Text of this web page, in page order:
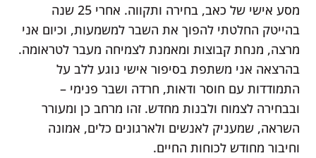
מסע אישי של כאב, בחירה ותקווה. אחרי 25 שנה
בהייטק החלטתי להפוך את השבר למשמעות, וכיום אני
מרצה, מנחת קבוצות ומאמנת לצמיחה מעבר לטראומה.
בהרצאה אני משתפת בסיפור אישי נוגע ללב על
התמודדות עם חוסר ודאות, חרדה ושבר פנימי –
ובבחירה לצמוח ולבנות מחדש. זהו מרחב כן ומעורר
השראה, שמעניק לאנשים ולארגונים כלים, אמונה
וחיבור מחודש לכוחות החיים.